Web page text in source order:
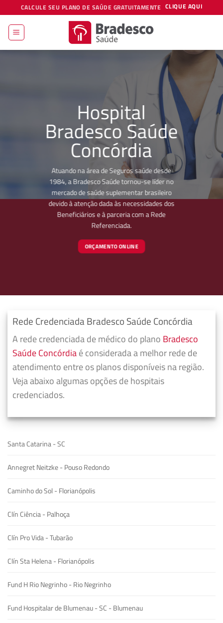
to
content
CALCULE SEU PLANO DE SAÚDE GRATUITAMENTE CLIQUE AQUI
Hospital
Bradesco Saúde
Concórdia
Atuando na área de Seguros saúde desde
1984, a Bradesco Saúde tornou-se líder no
mercado de saúde suplementar brasileiro
devido à atenção dada às necessidades dos
Beneficiários e à parceria com a Rede
Referenciada.
ORÇAMENTO ONLINE
Rede Credenciada Bradesco Saúde Concórdia
A rede credenciada de médico do plano Bradesco
Saúde Concórdiaé considerada a melhor rede de
atendimento entre os planos disponíveis na região.
Veja abaixo algumas opções de hospitais
credenciados.
Santa Catarina - SC
Annegret Neitzke - Pouso Redondo
Caminho do Sol - Florianópolis
Clín Ciência - Palhoça
Clín Pro Vida - Tubarão
Clín Sta Helena - Florianópolis
Fund H Rio Negrinho - Rio Negrinho
Fund Hospitalar de Blumenau - SC - Blumenau